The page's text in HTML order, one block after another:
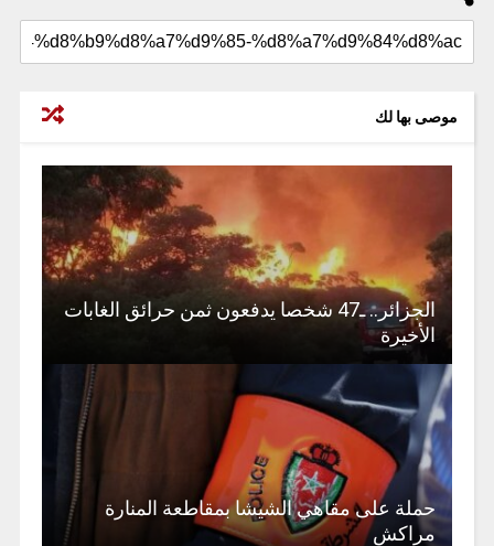
موصى بها لك
الجزائر.. ـ47 شخصا يدفعون ثمن حرائق الغابات
الأخيرة
حملة على مقاهي الشيشا بمقاطعة المنارة
مراكش